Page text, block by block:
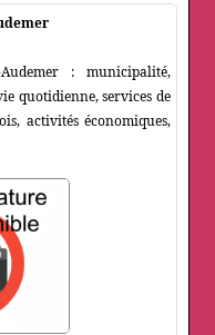
: municipalité,
quotidienne, services de
activités économiques,